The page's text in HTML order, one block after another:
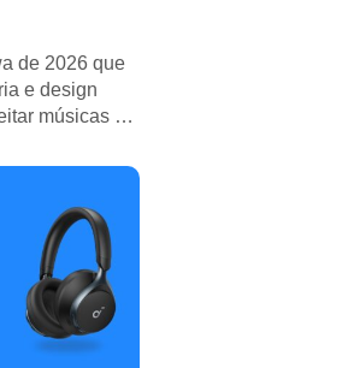
de 2026 que
e design
músicas e